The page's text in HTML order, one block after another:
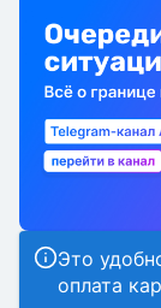
Это
оплата